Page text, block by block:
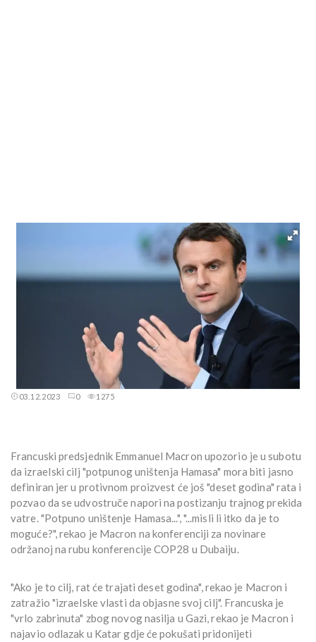
03.12.2023 0 1275
Francuski predsjednik Emmanuel Macron upozorio je u subotu
da izraeIski cilj "potpunog uništenja Hamasa" mora biti jasno
definiran jer u protivnom proizvest će još "deset godina" rata i
pozvao da se udvostruče napori na postizanju trajnog prekida
vatre. "Potpuno uništenje Hamasa...", "...misli li itko da je to
moguće?", rekao je Macron na konferenciji za novinare
održanoj na rubu konferencije COP28 u Dubaiju.
"Ako je to cilj, rat će trajati deset godina", rekao je Macron i
zatražio "izraelske vlasti da objasne svoj cilj". Francuska je
"vrlo zabrinuta" zbog novog nasilja u Gazi, rekao je Macron i
najavio odlazak u Katar gdje će pokušati pridonijeti